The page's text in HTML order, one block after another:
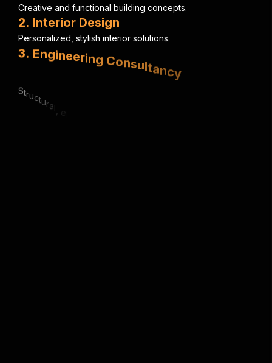
Creative and functional building concepts.
2. Interior Design
Personalized stylish interior solutions.
3. Engineerin C
&
e
a